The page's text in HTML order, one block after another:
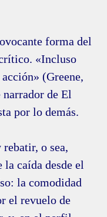
forma del
«Incluso
(Greene,
de El
por lo demás.
o sea,
la caída desde el
la comodidad
el revuelo de